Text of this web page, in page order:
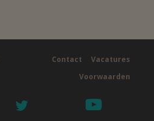
Vacatures
Contact
Voorwaarden